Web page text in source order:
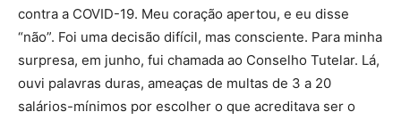
contra a COVID-19. Meu coração apertou, e eu disse
“não”. Foi uma decisão difícil, mas consciente. Para minha
surpresa, em junho, fui chamada ao Conselho Tutelar. Lá,
ouvi palavras duras, ameaças de multas de 3 a 20
salários-mínimos por escolher o que acreditava ser o